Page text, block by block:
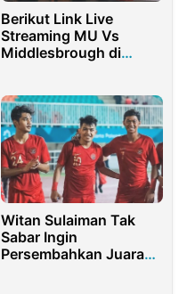
Berikut Link Live
Streaming MU Vs
Middlesbrough di
Witan Sulaiman Tak
Sabar Ingin
Persembahkan Juara